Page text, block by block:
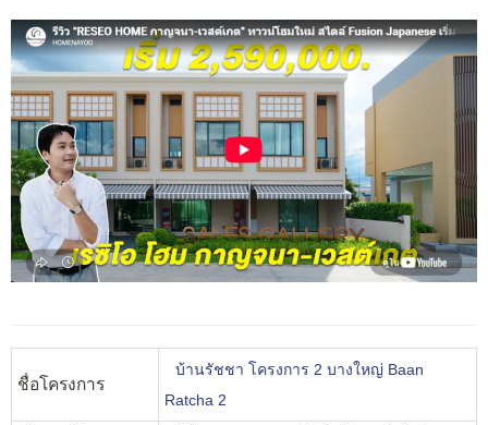
ชื่อโครงการ
บ้านรัชชา โครงการ 2 บางใหญ่ Baan
Ratcha 2